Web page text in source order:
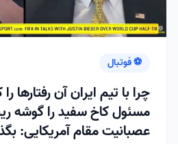
⚽ فوتبال
چرا با تیم ایران آن رفتارها
مسئول کاخ سفید را گوشه
عصبانیت مقام آمریکایی: